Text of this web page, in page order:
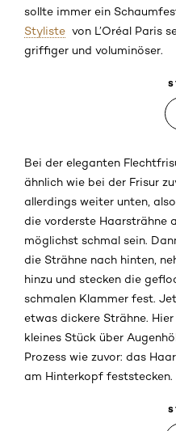
sollte immer ein
Styliste von L’Oréal Paris
griffiger und voluminöser.
Bei der eleganten
ähnlich wie bei der Frisur
allerdings weiter unten,
die vorderste Haarsträhne
möglichst schmal sein.
die Strähne nach hinten,
hinzu und stecken die
schmalen Klammer fest.
etwas dickere Strähne.
kleines Stück über
Prozess wie zuvor: das
am Hinterkopf feststecken.